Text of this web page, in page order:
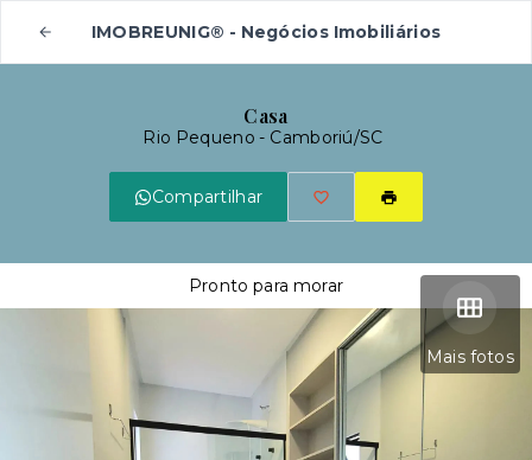
IMOBREUNIG® - Negócios Imobiliários
Casa
Rio Pequeno - Camboriú/SC
Compartilhar
Mais fotos
Pronto para morar